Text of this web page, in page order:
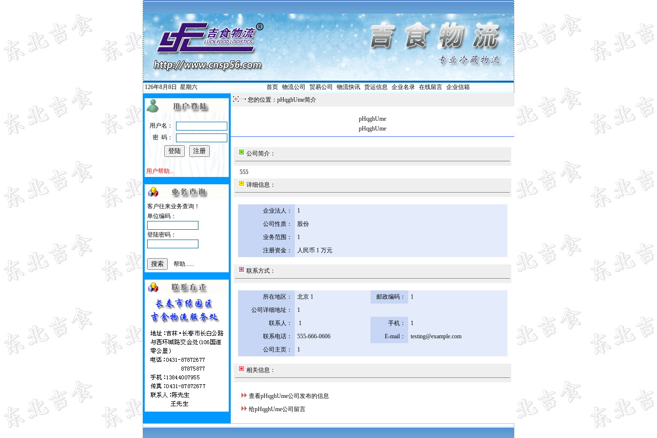
126年8月8日 星期六 首页| 物流公司 贸易公司 物流快讯| 货运信息 企业名录| 在线留言| 企业信箱
用户名：
密 码：
用户帮助...
客户往来业务查询！
单位编码：
登陆密码：
帮助......
您的位置：pHqghUme简介
pHqghUme
pHqghUme
公司简介：
555
详细信息：
企业法人：
1
公司性质：
股份
业务范围：
1
注册资金：
人民币 1 万元
联系方式：
所在地区： 北京 1 邮政编码：
1
公司详细地址：
1
联系人：
1 手机：
1
联系电话：
555-666-0606 E-mail：
testing@example.com
公司主页：
1
相关信息：
查看pHqghUme公司发布的信息
给pHqghUme公司留言